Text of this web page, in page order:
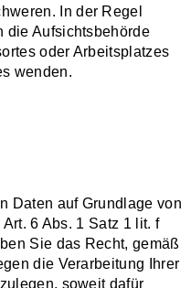
In der Regel
die Aufsichtsbehörde
oder Arbeitsplatzes
wenden.
Daten auf Grundlage von
6 Abs. 1 Satz 1 lit. f
Sie das Recht, gemäß
die Verarbeitung Ihrer
soweit dafür